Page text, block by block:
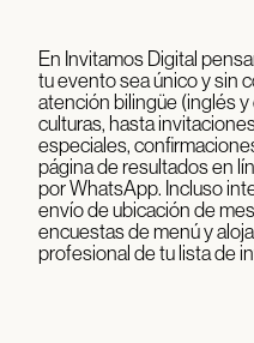
En Invitamos Digital
tu evento sea único y sin
atención bilingüe (inglés
culturas, hasta
especiales,
página de resultados en
por WhatsApp. Incluso
envío de ubicación de
encuestas de menú y
profesional de tu lista de